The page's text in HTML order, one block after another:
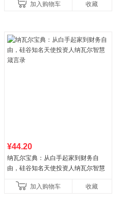
加入购物车 收藏
¥44.20
纳瓦尔宝典：从白手起家到财务自
由，硅谷知名天使投资人纳瓦尔智慧
加入购物车
收藏